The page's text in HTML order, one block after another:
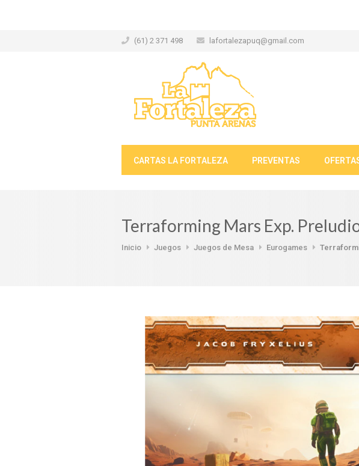
(61) 2 371 498 lafortalezapuq@gmail.com
CARTAS LA FORTALEZA PREVENTAS
Terraforming Mars Exp.
Inicio Juegos Juegos de Mesa Eurogames